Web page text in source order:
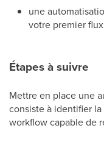
une
votre premier
Étapes à suivre
Mettre en place une
consiste à identifier
workflow capable de